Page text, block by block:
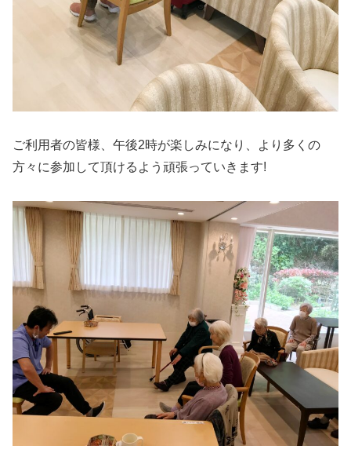
ご利用者の皆様、午後2時が楽しみになり、より多くの
方々に参加して頂けるよう頑張っていきます!